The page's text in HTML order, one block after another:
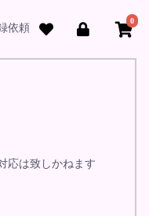
依頼
0
応は致しかねます